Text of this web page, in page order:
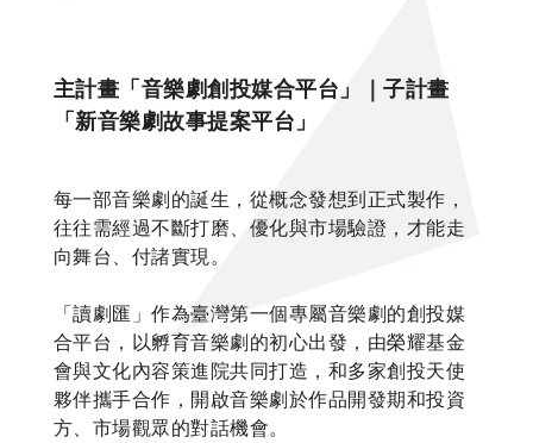
主計畫「音樂劇創投媒合平台」｜子計畫
「新音樂劇故事提案平台」
每一部音樂劇的誕生，從概念發想到正式製作，
往往需經過不斷打磨、優化與市場驗證，才能走
向舞台、付諸實現。
「讀劇匯」作為臺灣第一個專屬音樂劇的創投媒
合平台，以孵育音樂劇的初心出發，由榮耀基金
會與文化內容策進院共同打造，和多家創投天使
夥伴攜手合作，開啟音樂劇於作品開發期和投資
方、市場觀眾的對話機會。